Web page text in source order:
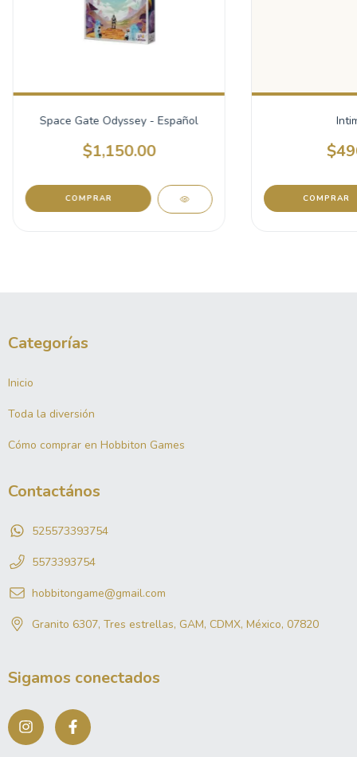
Space Gate Odyssey - Español
$1,150.00
COMPRAR
Categorías
Inicio
Toda la diversión
Cómo comprar en Hobbiton Games
Contactános
525573393754
5573393754
hobbitongame@gmail.com
Granito 6307, Tres estrellas, GAM, CDMX, México, 07820
Sigamos conectados